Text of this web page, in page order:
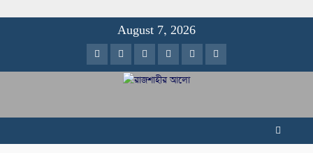
August 7, 2026
Facebook
TwitterInstagram
Youtube
VK LinkedIn